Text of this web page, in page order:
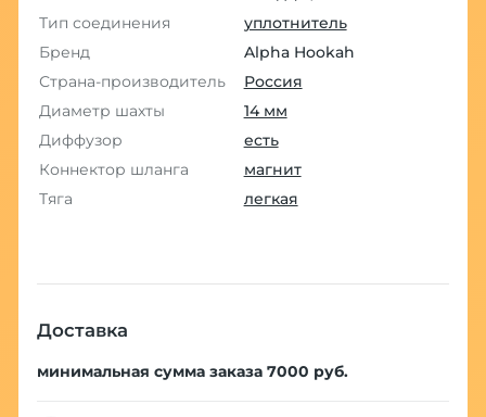
Тип соединения
уплотнитель
Бренд
Alpha Hookah
Страна-производитель
Россия
Диаметр шахты
14 мм
Диффузор
есть
Коннектор шланга
магнит
Тяга
легкая
Доставка
минимальная сумма заказа 7000 руб.